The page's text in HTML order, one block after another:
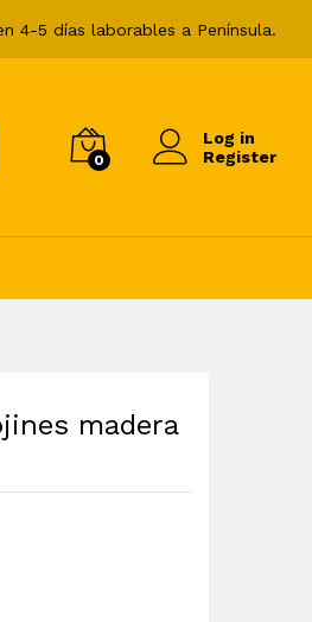
4-5 días laborables a Península.
0
Log in
Register
madera
Añadir al carrito